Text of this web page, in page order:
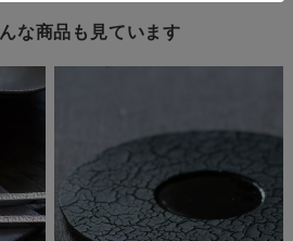
な商品も見ています